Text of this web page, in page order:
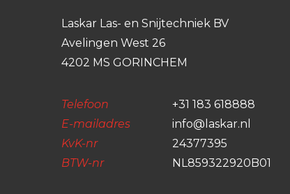
Laskar Las- en Snijtechniek BV
Avelingen West 26
4202 MS GORINCHEM
Telefoon
+31 183 618888
E-mailadres
info@laskar.nl
KvK-nr
24377395
BTW-nr
NL859322920B01